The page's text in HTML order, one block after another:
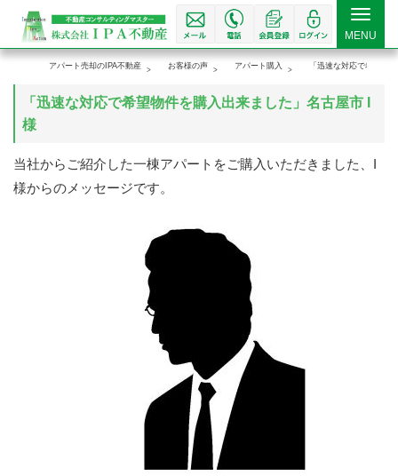
Toggle
MENU
アパート売却のIPA不動産 お客様の声 アパート購入 「迅速な対応で希望物
「迅速な対応で希望物件を購入出来ました」名古屋市 I
様
当社からご紹介した一棟アパートをご購入いただきました、I
様からのメッセージです。